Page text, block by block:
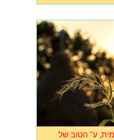
ע" הטוב של